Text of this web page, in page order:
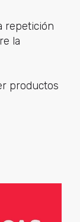
repetición
la
productos